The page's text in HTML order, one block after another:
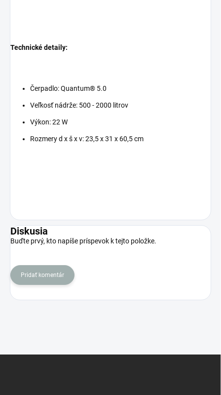
Technické detaily:
Čerpadlo: Quantum® 5.0
Veľkosť nádrže: 500 - 2000 litrov
Výkon: 22 W
Rozmery d x š x v: 23,5 x 31 x 60,5 cm
Diskusia
Buďte prvý, kto napíše príspevok k tejto položke.
Pridať komentár